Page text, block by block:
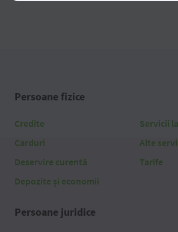
Persoane fizice
Credite
Carduri
Deservire curentă
Depozite și economii
Servicii
Alte
Tarife
Persoane juridice